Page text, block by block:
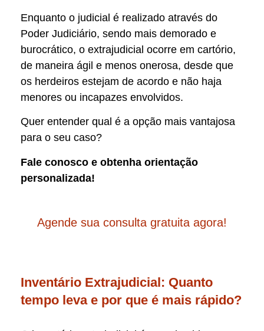
Enquanto o judicial é realizado através do
Poder Judiciário, sendo mais demorado e
burocrático, o extrajudicial ocorre em cartório,
de maneira ágil e menos onerosa, desde que
os herdeiros estejam de acordo e não haja
menores ou incapazes envolvidos.
Quer entender qual é a opção mais vantajosa
para o seu caso?
Fale conosco e obtenha orientação
personalizada!
Agende sua consulta gratuita agora!
Inventário Extrajudicial: Quanto
tempo leva e por que é mais rápido?